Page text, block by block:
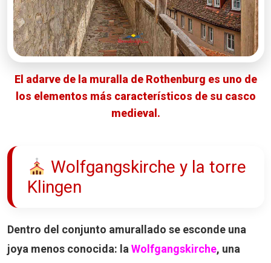
El adarve de la muralla de Rothenburg es uno de
los elementos más característicos de su casco
medieval.
Wolfgangskirche y la torre
Klingen
Dentro del conjunto amurallado se esconde una
joya menos conocida: la Wolfgangskirche, una